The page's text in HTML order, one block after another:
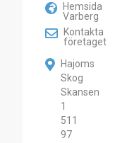
Hemsida
Varberg
Kontakta
företaget
Hajoms
Skog
Skansen
1
511
97